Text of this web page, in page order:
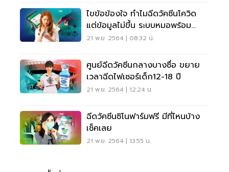
ไขข้อข้องใจ ทำไมฉีดวัคซีนโควิด
แต่ข้อมูลไม่ขึ้น ระบบหมอพร้อม
คลิกเลย
21 พ.ย. 2564 | 08:32 น.
ศูนย์ฉีดวัคซีนกลางบางซื่อ ขยาย
เวลาฉีดไฟเซอร์เด็ก12-18 ปี
21 พ.ย. 2564 | 12:24 น.
ฉีดวัคซีนซิโนฟาร์มฟรี มีที่ไหนบ้าง
เช็คเลย
21 พ.ย. 2564 | 13:55 น.